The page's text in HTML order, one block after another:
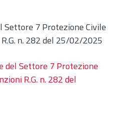
7 Protezione Civile
n. 282 del 25/02/2025
del Settore 7 Protezione
R.G. n. 282 del